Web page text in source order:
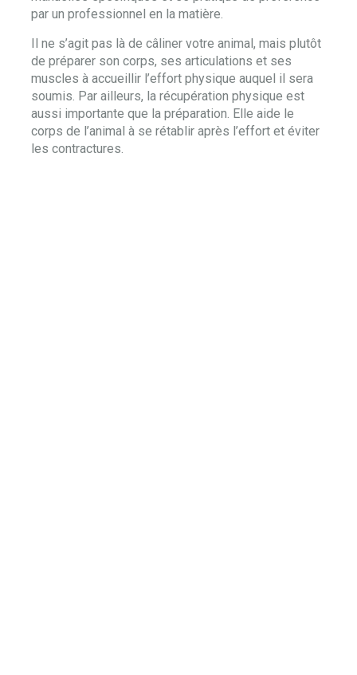
par un professionnel en la matière.
Il ne s’agit pas là de câliner votre animal, mais plutôt
de préparer son corps, ses articulations et ses
muscles à accueillir l’effort physique auquel il sera
soumis. Par ailleurs, la récupération physique est
aussi importante que la préparation. Elle aide le
corps de l’animal à se rétablir après l’effort et éviter
les contractures.